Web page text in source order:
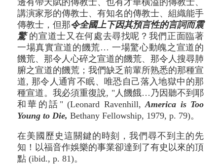
邊有帶天賦的傳教士、也有才華橫溢的傳教士、
講演家形的傳教士、有知名的傳教士、組織能手
傳教士，但那令全國上下因其預言性的言詞而震
驚的宣道士又在何處去尋找呢？我們正面臨著
一場真實宣道的饑荒… 一場驚心動魄之宣道的
饑荒、那令人心碎之宣道的饑荒、那令人搜尋肺
腑之宣道的饑荒；我們缺乏前輩所熟悉的那種宣
道, 那令人通宵不眠、唯恐自己落入地獄中的那
種宣道。我必須重復說, "人饑餓…乃因聽不到耶
和華的話" (Leonard Ravenhill,America is Too
Young to Die, Bethany Fellowship, 1979, p. 79)。
在美國歷史這關鍵的時刻，我們尋不到主的先
知！以福音作娛樂的事業卻達到了有史以來的頂
點 (ibid., p. 81)。